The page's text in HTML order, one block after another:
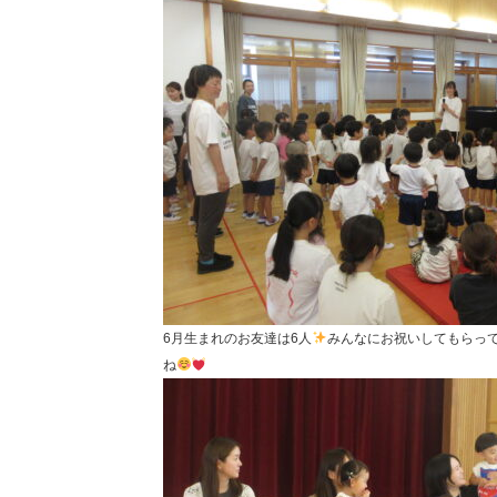
6月生まれのお友達は6人
みんなにお祝いしてもらっ
ね